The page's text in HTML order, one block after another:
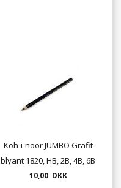
Koh-i-noor JUMBO Grafit
blyant 1820, HB, 2B, 4B, 6B
el. 8B
10,00 DKK